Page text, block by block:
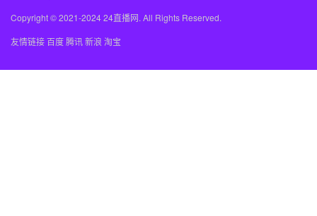
Copyright © 2021-2024 24直播网. All Rights Reserved.
友情链接百度腾讯新浪 淘宝